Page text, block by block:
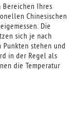
Bereichen Ihres
Chinesischen
Die
sich je nach
stehen und
in der Regel als
die Temperatur